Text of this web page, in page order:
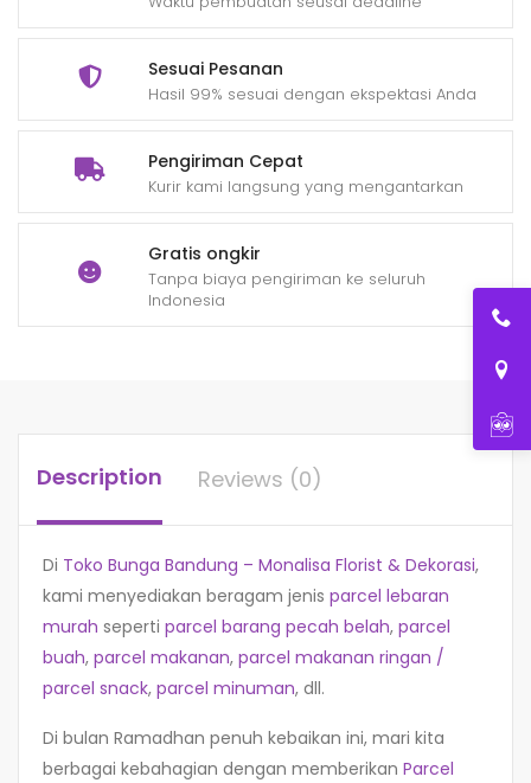
Sesuai Pesanan
Hasil 99% sesuai dengan ekspektasi Anda
Pengiriman Cepat
Kurir kami langsung yang mengantarkan
Gratis ongkir
Tanpa biaya pengiriman ke seluruh
Indonesia
Description Reviews (0)
Di Toko Bunga Bandung – Monalisa Florist & Dekorasi,
kami menyediakan beragam jenis parcel lebaran
murah seperti parcel barang pecah belah, parcel
buah, parcel makanan, parcel makanan ringan /
parcel snack, parcel minuman, dll.
Di bulan Ramadhan penuh kebaikan ini, mari kita
berbagai kebahagian dengan memberikan Parcel